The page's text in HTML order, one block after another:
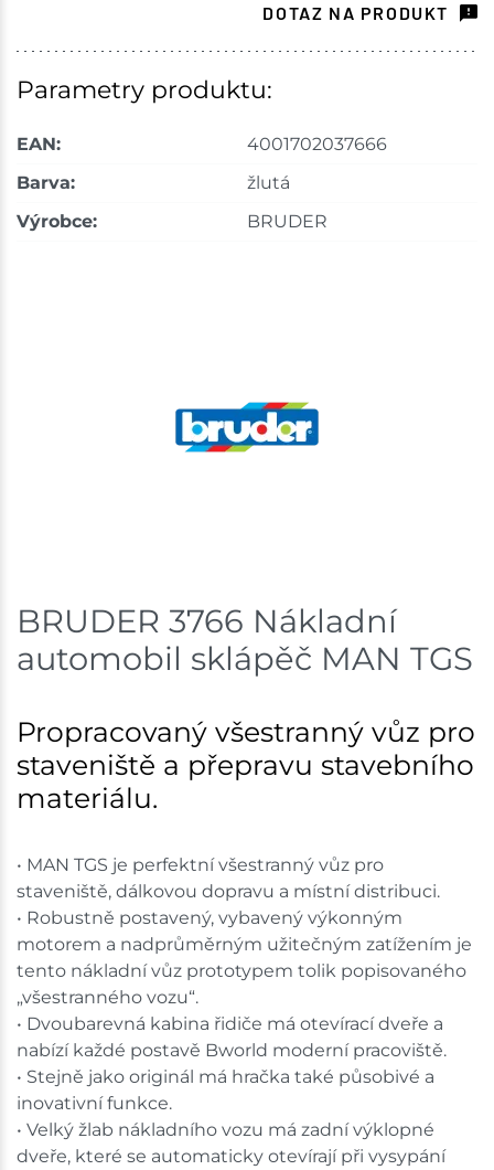
Skladem na prodejně - doručení do 7 dnů
Skladem na prodejně - doručení do 7 dnů
shopu.
DOTAZ NA PRODUKT
Parametry produktu:
EAN:
4001702037666
Barva:
žlutá
Výrobce:
BRUDER
BRUDER 3766 Nákladní
automobil sklápěč MAN TGS
Propracovaný všestranný vůz pro
staveniště a přepravu stavebního
materiálu.
• MAN TGS je perfektní všestranný vůz pro
staveniště, dálkovou dopravu a místní distribuci.
• Robustně postavený, vybavený výkonným
motorem a nadprůměrným užitečným zatížením je
tento nákladní vůz prototypem tolik popisovaného
„všestranného vozu“.
• Dvoubarevná kabina řidiče má otevírací dveře a
nabízí každé postavě Bworld moderní pracoviště.
• Stejně jako originál má hračka také působivé a
inovativní funkce.
• Velký žlab nákladního vozu má zadní výklopné
dveře, které se automaticky otevírají při vysypání